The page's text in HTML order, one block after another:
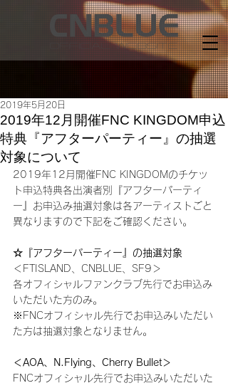
2019年12月開催FNC KINGDOM申込
特典『アフターパーティー』の抽選
対象について
2019年5月20日
2019年12月開催FNC KINGDOMのチケッ
ト申込特典各出演者別『アフターパーティ
ー』お申込み抽選対象は各アーティストごと
異なりますので下記をご確認ください。
☆『アフターパーティー』の抽選対象
＜FTISLAND、CNBLUE、SF9＞
各オフィシャルファンクラブ先行でお申込み
いただいた方のみ。
※FNCオフィシャル先行でお申込みいただい
た方は抽選対象となりません。
＜AOA、N.Flying、Cherry Bullet＞
FNCオフィシャル先行でお申込みいただいた